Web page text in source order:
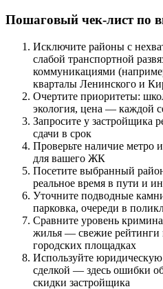
Пошаговый чек-лист по
Исключите районы с
слабой транспортной
коммуникациями
кварталы Ленинского и
Очертите приоритеты:
экология, цена — каждой
Запросите у застройщика
сдачи в срок
Проверьте наличие метро
для вашего ЖК
Посетите выбранный
реальное время в пути и
Уточните подводные
парковка, очереди в
Сравните уровень
жилья — свежие рейтинги
городских площадках
Используйте
сделкой — здесь ошибки
скидки застройщика